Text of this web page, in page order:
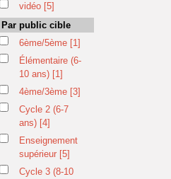
vidéo [5]
Par public cible
6ème/5ème [1]
Élémentaire (6-
10 ans) [1]
4ème/3ème [3]
Cycle 2 (6-7
ans) [4]
Enseignement
supérieur [5]
Cycle 3 (8-10